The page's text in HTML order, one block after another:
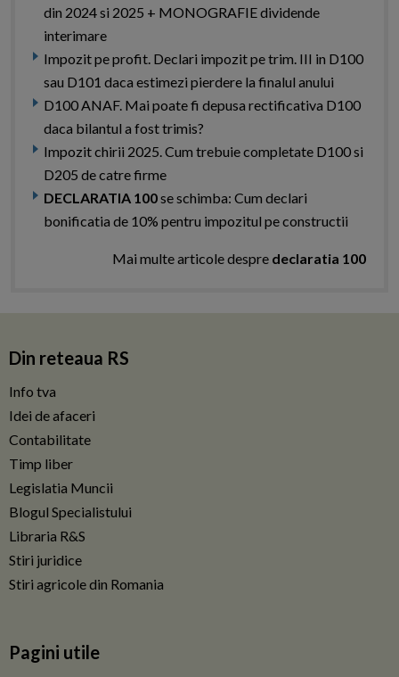
din 2024 si 2025 + MONOGRAFIE dividende
interimare
Impozit pe profit. Declari impozit pe trim. III in D100
sau D101 daca estimezi pierdere la finalul anului
D100 ANAF. Mai poate fi depusa rectificativa D100
daca bilantul a fost trimis?
Impozit chirii 2025. Cum trebuie completate D100 si
D205 de catre firme
DECLARATIA 100se schimba: Cum declari
bonificatia de 10% pentru impozitul pe constructii
Mai multe articole despre declaratia 100
Din reteaua RS
Info tva
Idei de afaceri
Contabilitate
Timp liber
Legislatia Muncii
Blogul Specialistului
Libraria R&S
Stiri juridice
Stiri agricole din Romania
Pagini utile